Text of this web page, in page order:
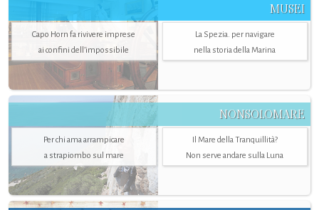
MUSEI
Capo Horn fa rivivere imprese
ai confini dell’impossibile
La Spezia. per navigare
nella storia della Marina
NONSOLOMARE
Per chi ama arrampicare
a strapiombo sul mare
Il Mare della Tranquillità?
Non serve andare sulla Luna